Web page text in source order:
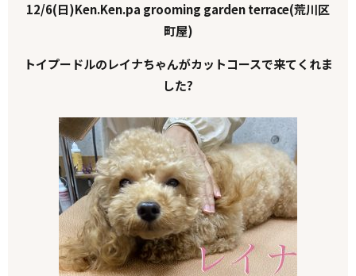
12/6(日)Ken.Ken.pa grooming garden terrace(荒川区
町屋)
トイプードルのレイナちゃんがカットコースで来てくれま
した?